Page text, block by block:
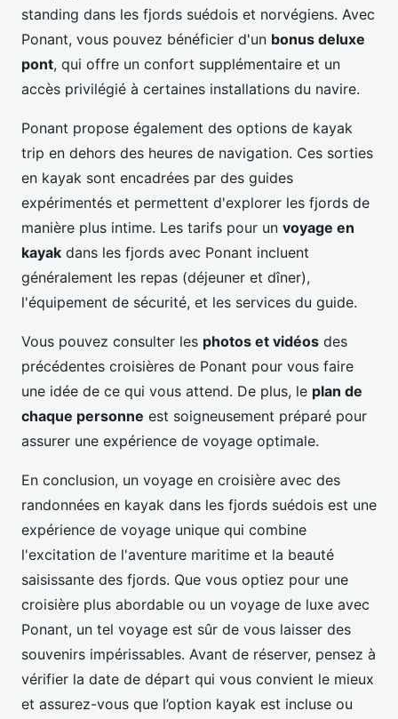
standing dans les fjords suédois et norvégiens. Avec
Ponant, vous pouvez bénéficier d'un bonus deluxe
pont, qui offre un confort supplémentaire et un
accès privilégié à certaines installations du navire.
Ponant propose également des options de kayak
trip en dehors des heures de navigation. Ces sorties
en kayak sont encadrées par des guides
expérimentés et permettent d'explorer les fjords de
manière plus intime. Les tarifs pour un voyage en
kayak dans les fjords avec Ponant incluent
généralement les repas (déjeuner et dîner),
l'équipement de sécurité, et les services du guide.
Vous pouvez consulter les photos et vidéos des
précédentes croisières de Ponant pour vous faire
une idée de ce qui vous attend. De plus, le plan de
chaque personne est soigneusement préparé pour
assurer une expérience de voyage optimale.
En conclusion, un voyage en croisière avec des
randonnées en kayak dans les fjords suédois est une
expérience de voyage unique qui combine
l'excitation de l'aventure maritime et la beauté
saisissante des fjords. Que vous optiez pour une
croisière plus abordable ou un voyage de luxe avec
Ponant, un tel voyage est sûr de vous laisser des
souvenirs impérissables. Avant de réserver, pensez à
vérifier la date de départ qui vous convient le mieux
et assurez-vous que l’option kayak est incluse ou